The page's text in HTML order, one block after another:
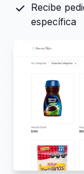
Recibe
específica